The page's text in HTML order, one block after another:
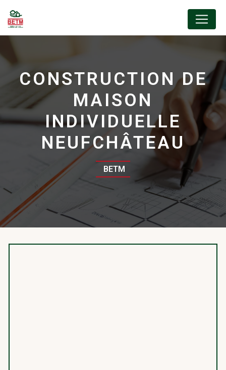
CONSTRUCTION DE
MAISON
INDIVIDUELLE
NEUFCHÂTEAU
BETM